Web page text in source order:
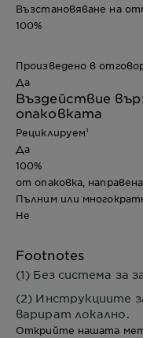
Възстановяване на
100%
Произведено в
Да
Въздействие
опаковката
Рециклируем¹
Да
100%
от опаковка,
Пълним или
Не
Footnotes
(1) Без система за
(2) Инструкциите
варират локално.
Открийте нашата